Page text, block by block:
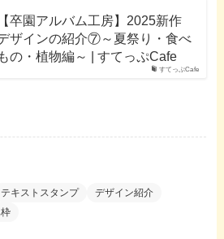
すてっぷCafe
【卒園アルバム工房】2025新作
ザインの紹介⑦～夏祭り・食べ
もの・植物編～ | すてっぷCafe
テキストスタンプ
デザイン紹介